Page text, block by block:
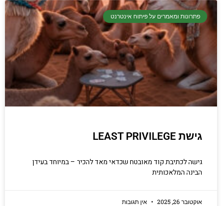
פתרונות ומאמרים על פיתוח אינטרנט
גישת LEAST PRIVILEGE
גישה לכתיבת קוד מאובטח שכדאי מאד להכיר – במיוחד בעידן
הבינה המלאכותית
אוקטובר 26, 2025 אין תגובות